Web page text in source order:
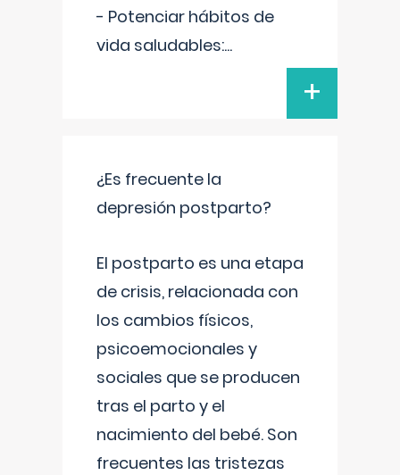
- Potenciar hábitos de
vida saludables:...
+
¿Es frecuente la
depresión postparto?
El postparto es una etapa
de crisis, relacionada con
los cambios físicos,
psicoemocionales y
sociales que se producen
tras el parto y el
nacimiento del bebé. Son
frecuentes las tristezas